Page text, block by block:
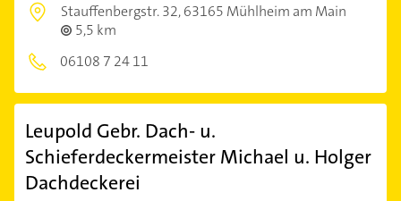
Stauffenbergstr. 32,63165 Mühlheim am Main
5,5 km
06108 7 24 11
Leupold Gebr. Dach- u.
Schieferdeckermeister Michael u. Holger
Dachdeckerei